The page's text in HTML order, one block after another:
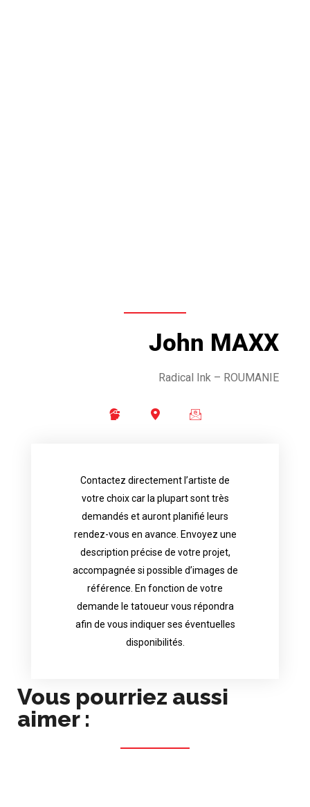
John MAXX
Radical Ink – ROUMANIE
Contactez directement l’artiste de
votre choix car la plupart sont très
demandés et auront planifié leurs
rendez-vous en avance. Envoyez une
description précise de votre projet,
accompagnée si possible d’images de
référence. En fonction de votre
demande le tatoueur vous répondra
afin de vous indiquer ses éventuelles
disponibilités.
Contact directly the artist of your
choice because most are in great
appointments in advance. Send an
accurate description of your project, if
possible attached with reference
images. Depending your request, the
tattoo artist will answer to tell you his
Vous pourriez aussi
aimer :